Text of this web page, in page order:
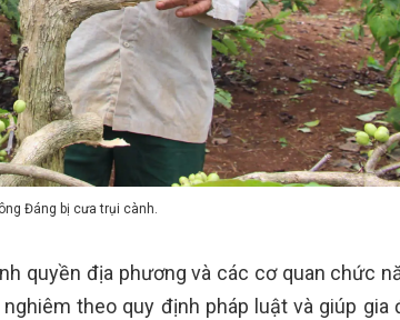
Đáng bị cưa trụi cành.
quyền địa phương và các cơ quan chức
theo quy định pháp luật và giúp gia